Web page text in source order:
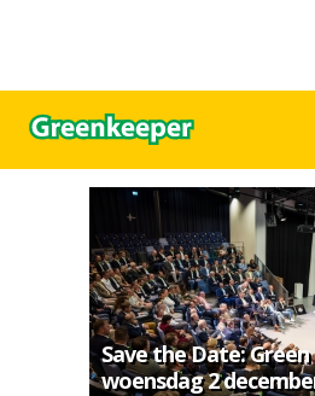
Save the Date: Green
woensdag 2